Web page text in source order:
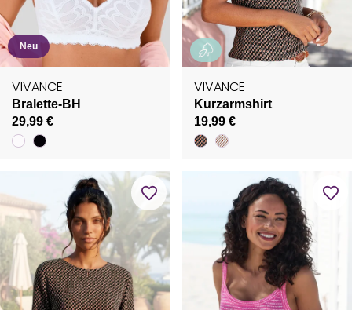
Neu
VIVANCE
Bralette-BH
29,99 €
VIVANCE
Kurzarmshirt
19,99 €